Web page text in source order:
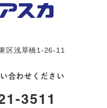
区浅草橋1-26-11
合わせください
3511